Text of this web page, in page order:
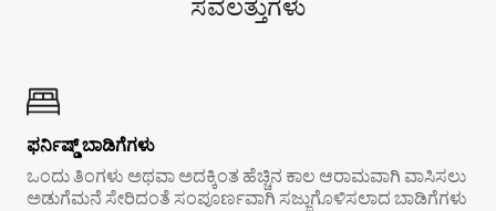
ಸವಲತ್ತುಗಳು
ಫರ್ನಿಷ್ಡ್ ಬಾಡಿಗೆಗಳು
ಒಂದು ತಿಂಗಳು ಅಥವಾ ಅದಕ್ಕಿಂತ ಹೆಚ್ಚಿನ ಕಾಲ ಆರಾಮವಾಗಿ ವಾಸಿಸಲು
ಅಡುಗೆಮನೆ ಸೇರಿದಂತೆ ಸಂಪೂರ್ಣವಾಗಿ ಸಜ್ಜುಗೊಳಿಸಲಾದ ಬಾಡಿಗೆಗಳು